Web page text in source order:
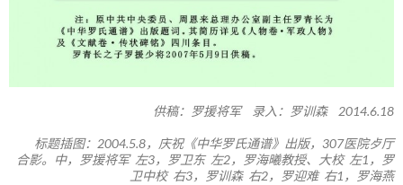
供稿：罗援将军 录入：罗训森 2014.6.18
标题插图：2004.5.8，庆祝《中华罗氏通谱》出版，307医院歺厅
合影。中，罗援将军 左3，罗卫东 左2，罗海曦教授、大校 左1，罗
卫中校 右3，罗训森 右2，罗迎难 右1，罗海燕